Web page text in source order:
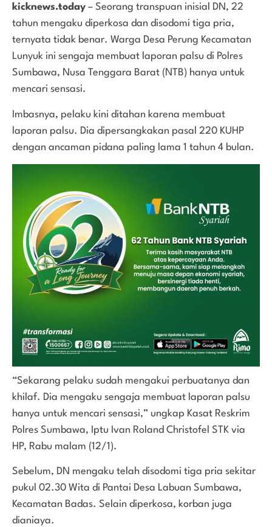
kicknews.today – Seorang transpuan inisial DN, 22
tahun mengaku diperkosa dan disodomi tiga pria,
ternyata tidak benar. Warga Desa Perung Kecamatan
Lunyuk ini sengaja membuat laporan palsu di Polres
Sumbawa, Nusa Tenggara Barat (NTB) hanya untuk
mencari sensasi.
Imbasnya, pelaku kini ditahan karena membuat
laporan palsu. Dia dipersangkakan pasal 220 KUHP
dengan ancaman pidana paling lama 1 tahun 4 bulan.
“Sekarang pelaku sudah mengakui perbuatanya dan
khilaf. Dia mengaku sengaja membuat laporan palsu
hanya untuk mencari sensasi,” ungkap Kasat Reskrim
Polres Sumbawa, Iptu Ivan Roland Christofel STK via
HP, Rabu malam (12/1).
Sebelum, DN mengaku telah disodomi tiga pria sekitar
pukul 02.30 Wita di Pantai Desa Labuan Sumbawa,
Kecamatan Badas. Selain diperkosa, korban juga
dianiaya.